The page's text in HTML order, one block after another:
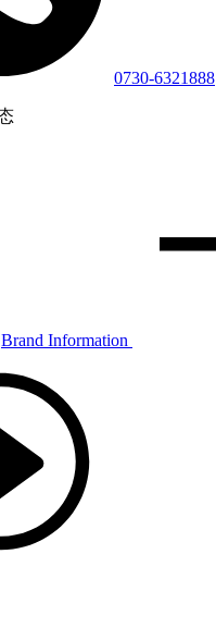
0730-6321888
Brand Information